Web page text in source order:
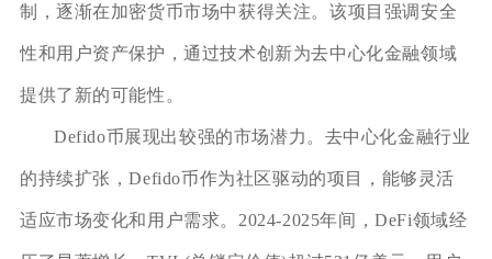
制，逐渐在加密货币市场中获得关注。该项目强调安全
性和用户资产保护，通过技术创新为去中心化金融领域
提供了新的可能性。
Defido币展现出较强的市场潜力。去中心化金融行业
的持续扩张，Defido币作为社区驱动的项目，能够灵活
适应市场变化和用户需求。2024-2025年间，DeFi领域经